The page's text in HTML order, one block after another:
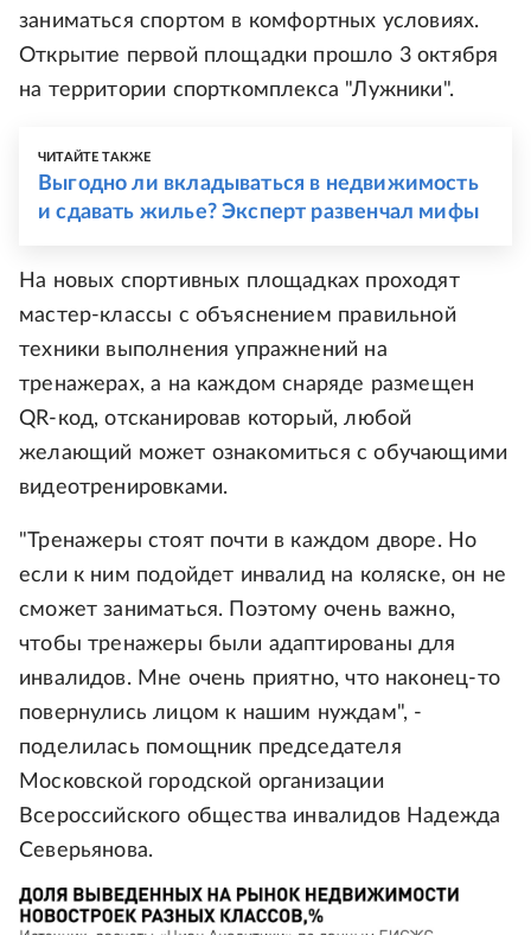
заниматься спортом в комфортных условиях.
Открытие первой площадки прошло 3 октября
на территории спорткомплекса "Лужники".
ЧИТАЙТЕ ТАКЖЕ
Выгодно ли вкладываться в недвижимость
и сдавать жилье? Эксперт развенчал мифы
На новых спортивных площадках проходят
мастер-классы с объяснением правильной
техники выполнения упражнений на
тренажерах, а на каждом снаряде размещен
QR-код, отсканировав который, любой
желающий может ознакомиться с обучающими
видеотренировками.
"Тренажеры стоят почти в каждом дворе. Но
если к ним подойдет инвалид на коляске, он не
сможет заниматься. Поэтому очень важно,
чтобы тренажеры были адаптированы для
инвалидов. Мне очень приятно, что наконец-то
повернулись лицом к нашим нуждам", -
поделилась помощник председателя
Московской городской организации
Всероссийского общества инвалидов Надежда
Северьянова.